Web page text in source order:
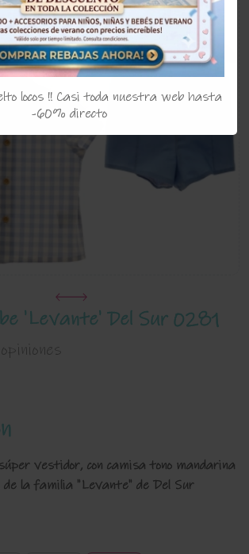
'Levante' Del Sur 0281
vestidor, con camisa tono mandarina
de la familia "Levante" de Del Sur
locos !! Casi toda nuestra web hasta
-60% directo